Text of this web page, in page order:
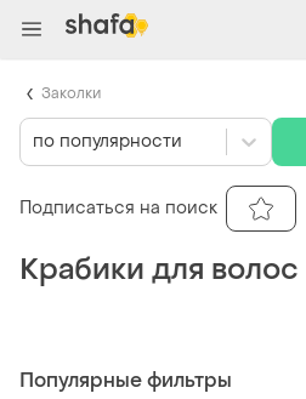
Крабики для волос
Популярные фильтры
по популярности
Подписаться на поиск
Заколки